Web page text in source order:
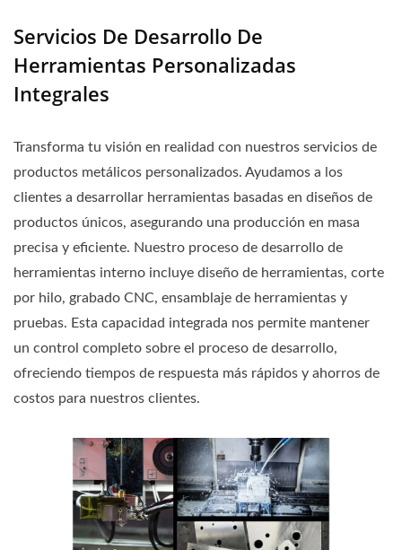
Servicios De Desarrollo De
Herramientas Personalizadas
Integrales
Transforma tu visión en realidad con nuestros servicios de
productos metálicos personalizados. Ayudamos a los
clientes a desarrollar herramientas basadas en diseños de
productos únicos, asegurando una producción en masa
precisa y eficiente. Nuestro proceso de desarrollo de
herramientas interno incluye diseño de herramientas, corte
por hilo, grabado CNC, ensamblaje de herramientas y
pruebas. Esta capacidad integrada nos permite mantener
un control completo sobre el proceso de desarrollo,
ofreciendo tiempos de respuesta más rápidos y ahorros de
costos para nuestros clientes.